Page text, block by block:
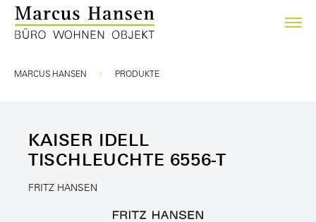
Sie sind hier:
MARCUS HANSEN PRODUKTE
KAISER IDELL
TISCHLEUCHTE 6556-T
FRITZ HANSEN